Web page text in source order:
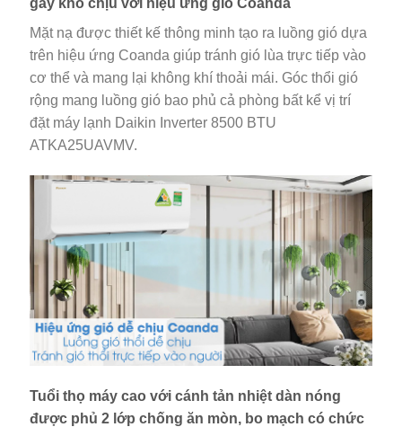
gây khó chịu với hiệu ứng gió Coanda
Mặt nạ được thiết kế thông minh tạo ra luồng gió dựa
trên hiệu ứng Coanda giúp tránh gió lùa trực tiếp vào
cơ thể và mang lại không khí thoải mái. Góc thổi gió
rộng mang luồng gió bao phủ cả phòng bất kể vị trí
đặt máy lạnh Daikin Inverter 8500 BTU
ATKA25UAVMV.
Tuổi thọ máy cao với cánh tản nhiệt dàn nóng
được phủ 2 lớp chống ăn mòn, bo mạch có chức